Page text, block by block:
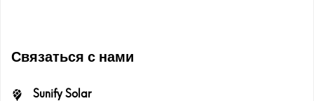
Связаться с нами
Sunify Solar